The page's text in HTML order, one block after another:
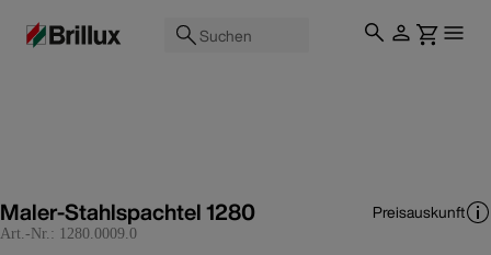
Suchen
Maler-Stahlspachtel 1280
Art.-Nr.: 1280.0009.0
Preisauskunft